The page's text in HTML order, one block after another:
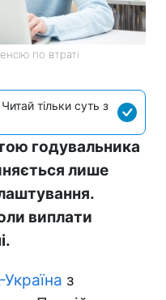
по втраті
тільки суть з
годувальника
лише
виплати
з